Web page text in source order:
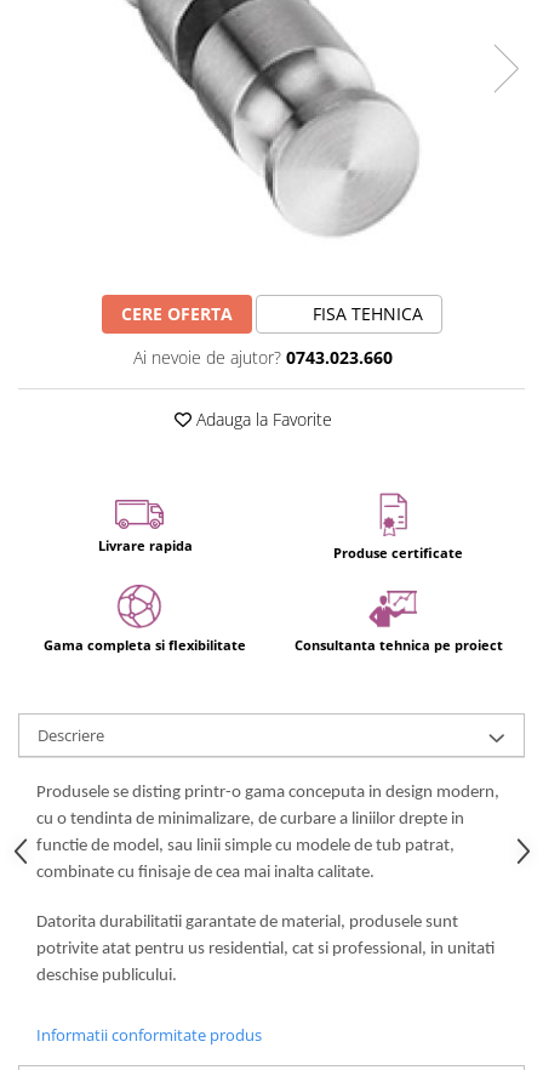
CERE OFERTA
FISA TEHNICA
Ai nevoie de ajutor? 0743.023.660
Adauga la Favorite
Livrare rapida Produse certificate
Gama completa si flexibilitate Consultanta tehnica pe proiect
Descriere
Produsele se disting printr-o gama conceputa in design modern,
cu o tendinta de minimalizare, de curbare a liniilor drepte in
functie de model, sau linii simple cu modele de tub patrat,
combinate cu finisaje de cea mai inalta calitate.
Datorita durabilitatii garantate de material, produsele sunt
potrivite atat pentru us residential, cat si professional, in unitati
deschise publicului.
Informatii conformitate produs